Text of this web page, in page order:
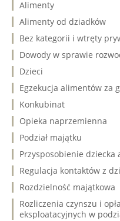
Alimenty
Alimenty od dziadków
Bez kategorii i wtręty
Dowody w sprawie
Dzieci
Egzekucja alimentów za
Konkubinat
Opieka naprzemienna
Podział majątku
Przysposobienie dziecka
Regulacja kontaktów z
Rozdzielność majątkowa
Rozliczenia czynszu i
eksploatacyjnych w